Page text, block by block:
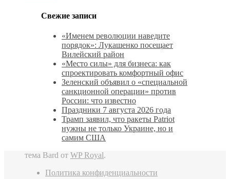
Свежие записи
«Именем революции наведите
порядок»: Лукашенко посещает
Вилейский район
«Место силы» для бизнеса: как
спроектировать комфортный офис
Зеленский объявил о «специальной
санкционной операции» против
России: что известно
Праздники 7 августа 2026 года
Трамп заявил, что ракеты Patriot
нужны не только Украине, но и
самим США
тема Bard от WP Royal.
Политика конфиденциальности